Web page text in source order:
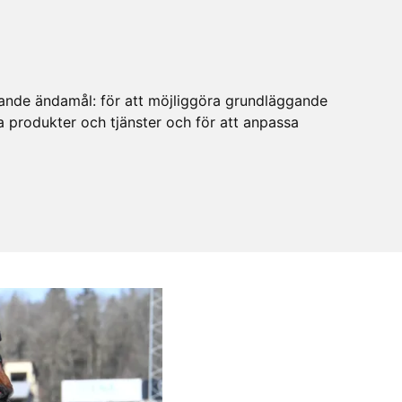
ändamål: för att möjliggöra grundläggande
och tjänster och för att anpassa